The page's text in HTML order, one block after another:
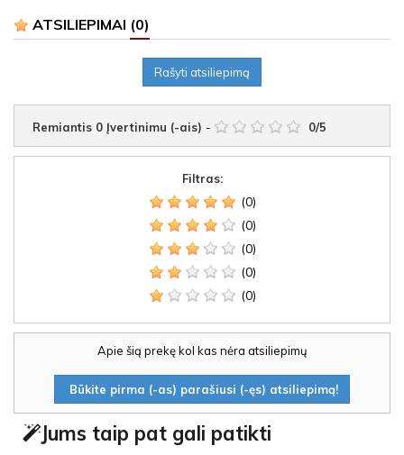
ATSILIEPIMAI (0)
Rašyti atsiliepimą
Remiantis 0 Įvertinimu (-ais) - 0/5
Filtras:
(0)
(0)
(0)
(0)
(0)
Apie šią prekę kol kas nėra atsiliepimų
Būkite pirma (-as) parašiusi (-ęs) atsiliepimą!
Jums taip pat gali patikti